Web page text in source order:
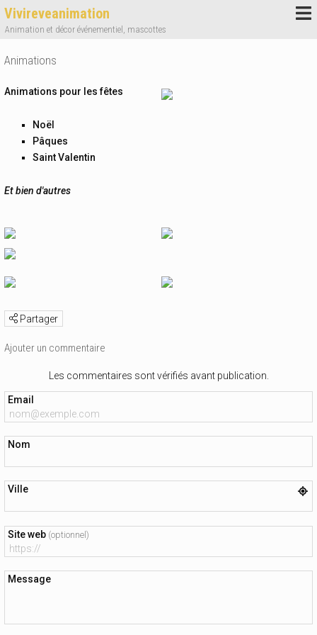
Vivireveanimation
Animation et décor événementiel, mascottes
Animations
Animations pour les fêtes
Noël
Pâques
Saint Valentin
Et bien d'autres
Partager
Ajouter un commentaire
Les commentaires sont vérifiés avant publication.
Email
Nom
Ville
Site web (optionnel)
Message